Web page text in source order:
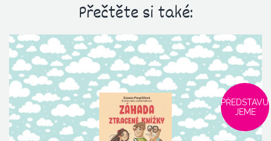
Přečtěte si také:
JEME